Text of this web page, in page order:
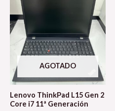
AGOTADO
Lenovo ThinkPad L15 Gen 2
Core i7 11ª Generación